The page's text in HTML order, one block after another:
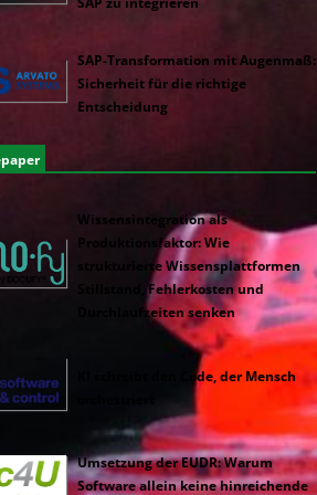
SAP-Transformation mit Augenmaß:
Sicherheit für die richtige
Entscheidung
Wissensintegration als
Produktionsfaktor: Wie
strukturierte Wissensplattformen
Stillstand, Fehlerkosten und
Durchlaufzeiten senken
KI schreibt den Code, der Mensch
Umsetzung der EUDR: Warum
Software allein keine hinreichende